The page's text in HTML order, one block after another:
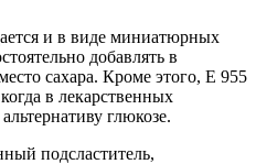
и в виде миниатюрных
добавлять в
сахара. Кроме этого, Е 955
в лекарственных
глюкозе.
подсластитель,